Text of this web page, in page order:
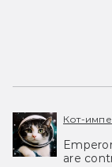
Кот-
are